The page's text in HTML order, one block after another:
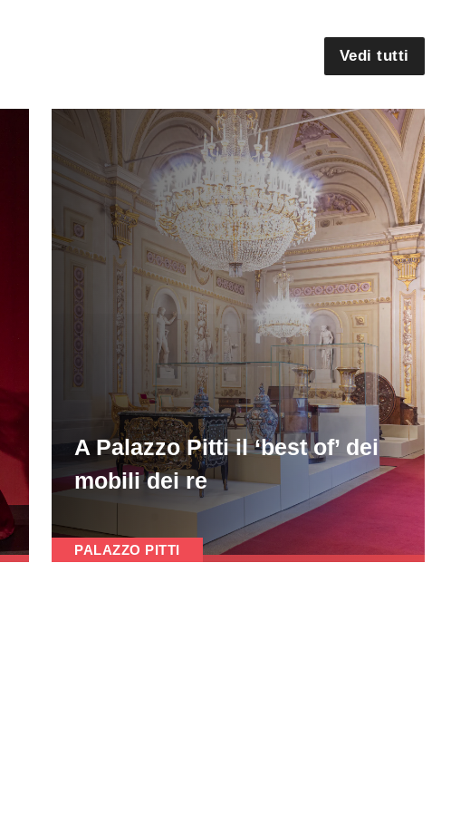
Vedi tutti
PALAZZO PITTI
A Palazzo Pitti il ‘best of’ dei
mobili dei re